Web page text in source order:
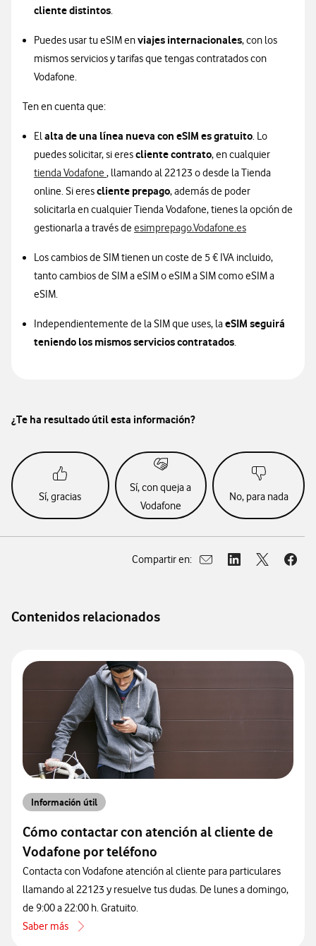
cliente distintos.
Puedes usar tu eSIM enviajes internacionales, con los
mismos servicios y tarifas que tengas contratados con
Vodafone.
Ten en cuenta que:
Elalta de una línea nueva con eSIM es gratuito. Lo
puedes solicitar, si erescliente contrato, en cualquier
tienda Vodafone , llamando al 22123 o desde la Tienda
online. Si erescliente prepago, además de poder
solicitarla en cualquier Tienda Vodafone, tienes la opción de
gestionarla a través deesimprepago.Vodafone.es
Los cambios de SIM tienen un coste de 5 € IVA incluido,
tanto cambios de SIM a eSIM o eSIM a SIM como eSIM a
eSIM.
Independientemente de la SIM que uses, laeSIM seguirá
teniendo los mismos servicios contratados.
¿Te ha resultado útil esta información?
Sí, gracias
Sí, con queja a
Vodafone
No, para nada
Compartir en:
Abrir ventana para
Abrir ventana
Abrir Abrir
Contenidos relacionados
Información útil
Cómo contactar con atención al cliente de
Vodafone por teléfono
Contacta con Vodafone atención al cliente para particulares
llamando al 22123 y resuelve tus dudas. De lunes a domingo,
de 9:00 a 22:00 h. Gratuito.
Saber más
acerca de Cómo contactar con atención al cliente de Vodafone